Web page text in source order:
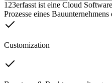
123erfasst ist eine Cloud
Prozesse eines
Customization